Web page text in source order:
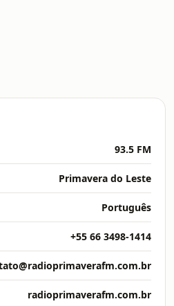
93.5 FM
Primavera do Leste
Português
+55 66 3498-1414
radioprimaverafm.com.br